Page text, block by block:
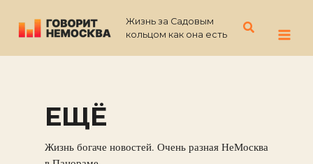
содержимому
Жизнь за Садовым
кольцом как она есть
Поиск
ЕЩЁ
Жизнь богаче новостей. Очень разная НеМосква